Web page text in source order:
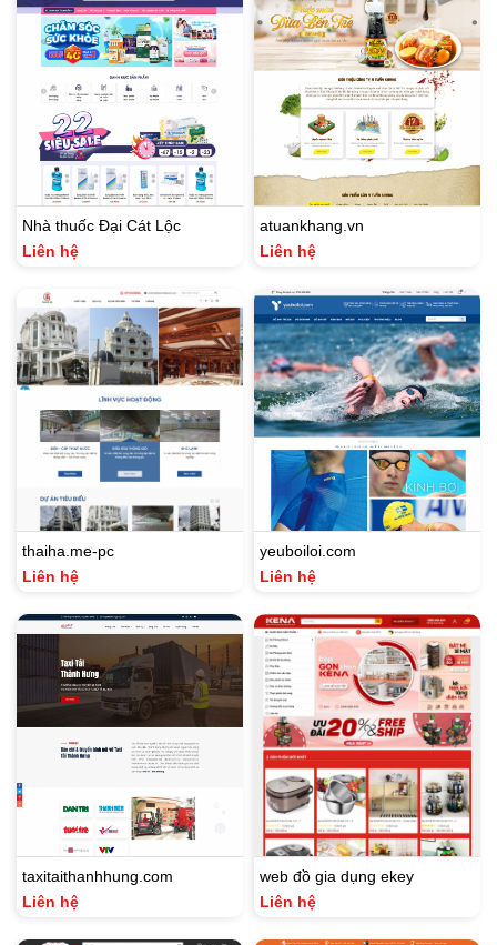
Nhà thuốc Đại Cát Lộc
Liên hệ
atuankhang.vn
Liên hệ
thaiha.me-pc
Liên hệ
yeuboiloi.com
Liên hệ
taxitaithanhhung.com
Liên hệ
web đồ gia dụng ekey
Liên hệ